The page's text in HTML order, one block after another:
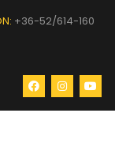
+36-52/614-160